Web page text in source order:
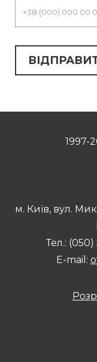
1997-
м. Київ, вул.
Тел.: (050)
E-mail: